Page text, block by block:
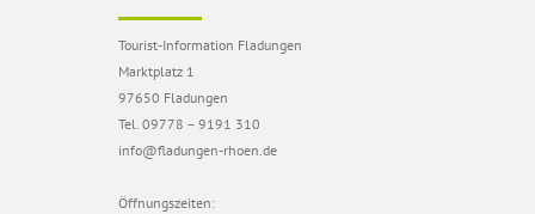
Tourist-Information Fladungen
Marktplatz 1
97650 Fladungen
Tel. 09778 – 9191 310
info@fladungen-rhoen.de
Öffnungszeiten: